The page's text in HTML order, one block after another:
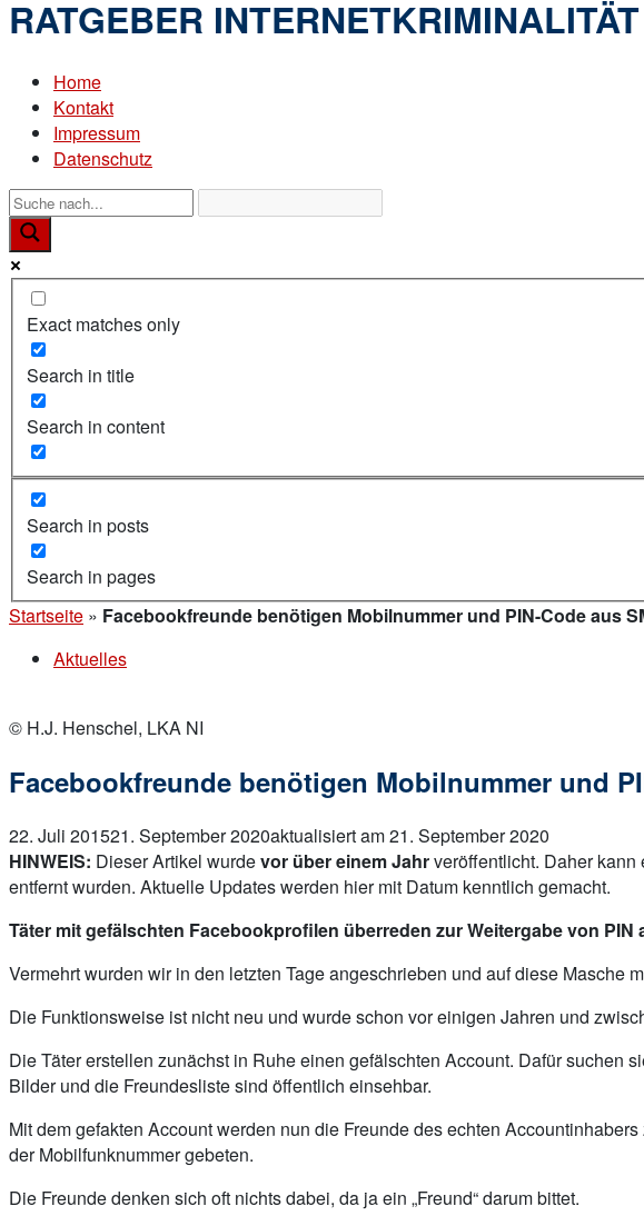
RATGEBER INTERNETKRIMINALITÄT
Home
Kontakt
Impressum
Datenschutz
Exact matches only
Search in title
Search in content
Search in posts
Search in pages
Startseite » Facebookfreunde benötigen Mobilnummer und PIN-Code aus
Aktuelles
© H.J. Henschel, LKA NI
Facebookfreunde benötigen Mobilnummer und
22. Juli 201521. September 2020aktualisiert am 21. September 2020
HINWEIS: Dieser Artikel wurdevor über einem Jahrveröffentlicht. Daher
entfernt wurden. Aktuelle Updates werden hier mit Datum kenntlich gemacht.
Täter mit gefälschten Facebookprofilen überreden zur Weitergabe von PIN
Vermehrt wurden wir in den letzten Tage angeschrieben und auf diese
Die Funktionsweise ist nicht neu und wurde schon vor einigen Jahren und
Die Täter erstellen zunächst in Ruhe einen gefälschten Account. Dafür suchen
Bilder und die Freundesliste sind öffentlich einsehbar.
Mit dem gefakten Account werden nun die Freunde des echten
der Mobilfunknummer gebeten.
Die Freunde denken sich oft nichts dabei, da ja ein „Freund“ darum bittet.